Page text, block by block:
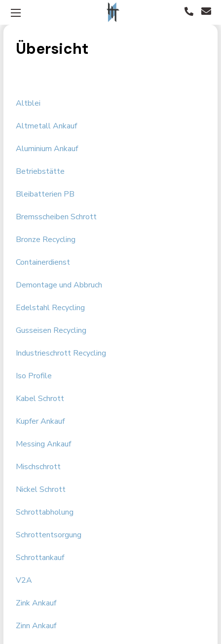
Übersicht
Altblei
Altmetall Ankauf
Aluminium Ankauf
Betriebstätte
Bleibatterien PB
Bremsscheiben Schrott
Bronze Recycling
Containerdienst
Demontage und Abbruch
Edelstahl Recycling
Gusseisen Recycling
Industrieschrott Recycling
Iso Profile
Kabel Schrott
Kupfer Ankauf
Messing Ankauf
Mischschrott
Nickel Schrott
Schrottabholung
Schrottentsorgung
Schrottankauf
V2A
Zink Ankauf
Zinn Ankauf